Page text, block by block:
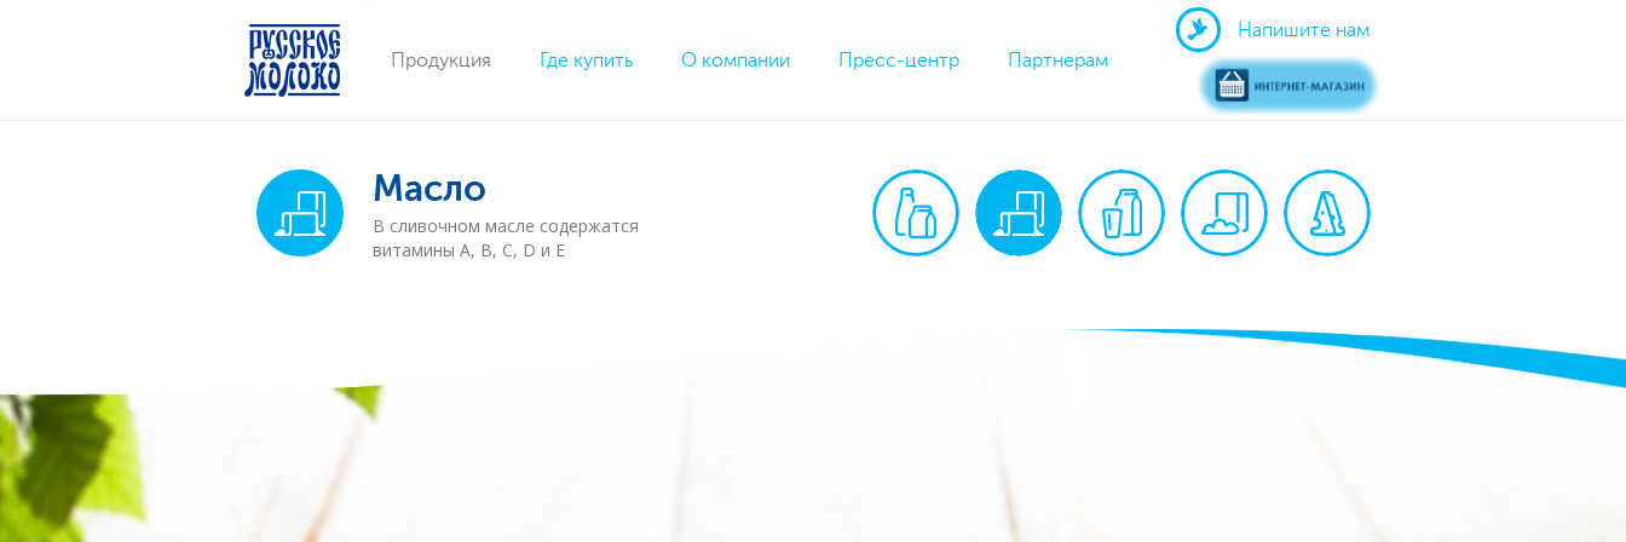
Продукция Где купить О компании Пресс-центр Партнерам
Напишите нам
Масло
В сливочном масле содержатся
витамины А, В, С, D и E